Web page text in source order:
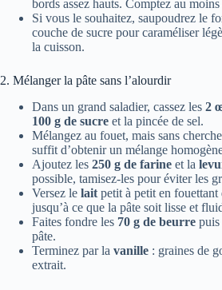
bords assez hauts. Comptez au
Si vous le souhaitez, saupoudrez le
couche de sucre pour caraméliser
la cuisson.
2. Mélanger la pâte sans l’alourdir
Dans un grand saladier, cassez les 2
100 g de sucre et la pincée de sel.
Mélangez au fouet, mais sans
suffit d’obtenir un mélange
Ajoutez les 250 g de farine et la
possible, tamisez-les pour éviter les
Versez le lait petit à petit en fouettant
jusqu’à ce que la pâte soit lisse et
Faites fondre les 70 g de beurre puis
pâte.
Terminez par la vanille : graines de
extrait.